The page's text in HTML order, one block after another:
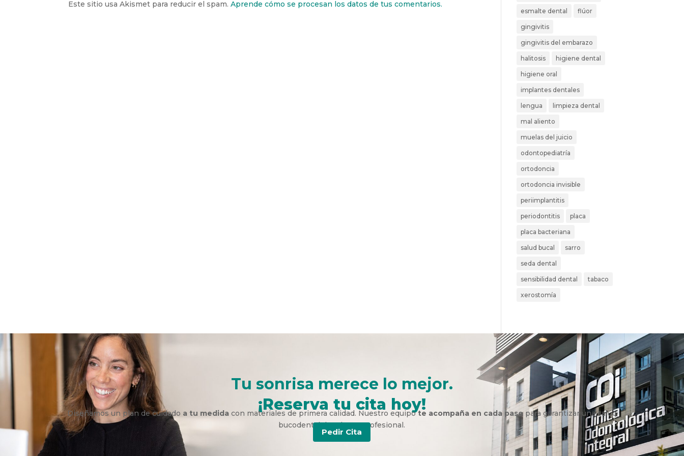
Este sitio usa Akismet para reducir el spam.Aprende cómo se procesan los datos de tus comentarios.
esmalte dental flúor
gingivitis
gingivitis del embarazo
halitosis higiene dental
higiene oral
implantes dentales
lengua limpieza dental
mal aliento
muelas del juicio
odontopediatría
ortodoncia
ortodoncia invisible
periimplantitis
periodontitis placa
placa bacteriana
salud bucal sarro
seda dental
sensibilidad dental tabaco
xerostomía
Tu sonrisa merece lo mejor.
¡Reserva tu cita hoy!
Diseñamos un plan de cuidado a tu medidacon materiales de primera calidad. Nuestro equipote acompaña en cada pasopara garantizar una salud
bucodental duradera y profesional.
Pedir Cita